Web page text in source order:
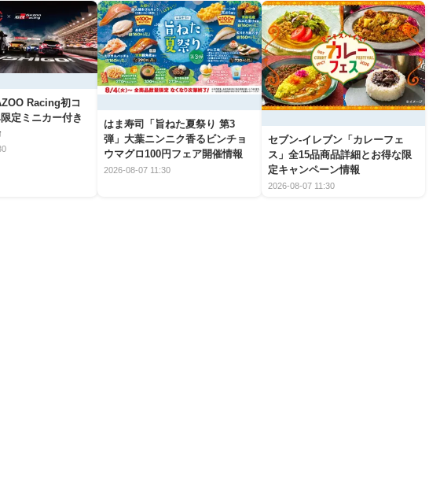
Racing初コ
定ミニカー付き
はま寿司「旨ねた夏祭り 第3
弾」大葉ニンニク香るビンチョ
ウマグロ100円フェア開催情報
2026-08-07 11:30
セブン‐イレブン「カレーフェ
ス」全15品商品詳細とお得な限
定キャンペーン情報
2026-08-07 11:30